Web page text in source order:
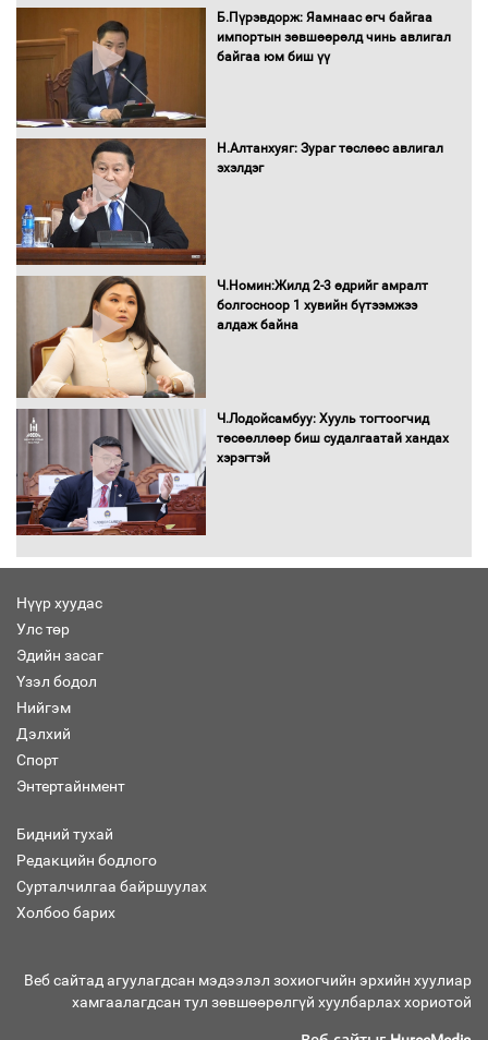
худалдан авах журмыг баталлаа
шилжиж, найр наадам, зөвлөгөөн,
гадаад томилолтыг хориглолоо
Б.Пүрэвдорж: Яамнаас өгч байгаа
импортын зөвшөөрөлд чинь авлигал
байгаа юм биш үү
Н.Алтанхуяг: Зураг төслөөс авлигал
эхэлдэг
Ч.Номин:Жилд 2-3 өдрийг амралт
болгосноор 1 хувийн бүтээмжээ
алдаж байна
Ч.Лодойсамбуу: Хууль тогтоогчид
төсөөллөөр биш судалгаатай хандах
хэрэгтэй
Нүүр хуудас
Улс төр
Эдийн засаг
Үзэл бодол
Нийгэм
Дэлхий
Спорт
Энтертайнмент
Бидний тухай
Редакцийн бодлого
Сурталчилгаа байршуулах
Холбоо барих
Веб сайтад агуулагдсан мэдээлэл зохиогчийн эрхийн хуулиар
хамгаалагдсан тул зөвшөөрөлгүй хуулбарлах хориотой